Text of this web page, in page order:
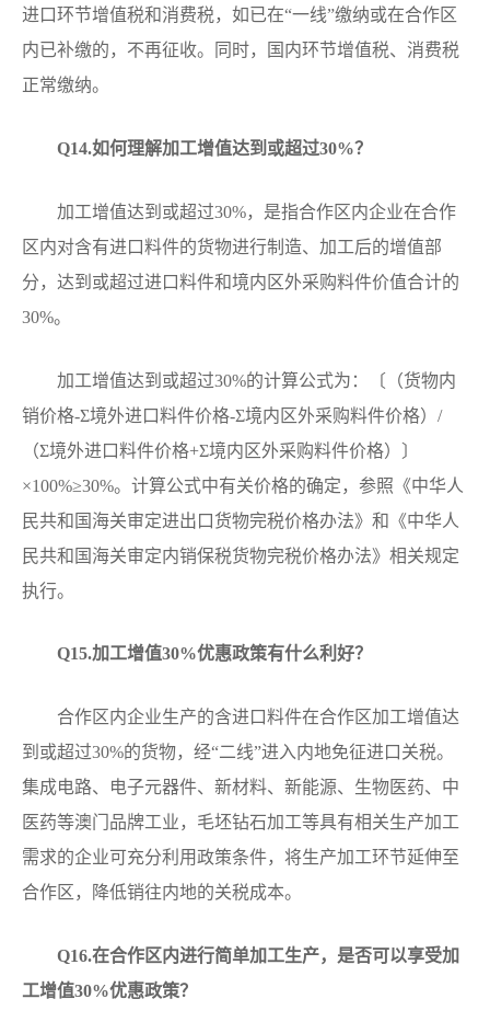
进口环节增值税和消费税，如已在“一线”缴纳或在合作区
内已补缴的，不再征收。同时，国内环节增值税、消费税
正常缴纳。
Q14.如何理解加工增值达到或超过30%？
加工增值达到或超过30%，是指合作区内企业在合作
区内对含有进口料件的货物进行制造、加工后的增值部
分，达到或超过进口料件和境内区外采购料件价值合计的
30%。
加工增值达到或超过30%的计算公式为：〔（货物内
销价格-Σ境外进口料件价格-Σ境内区外采购料件价格）/
（Σ境外进口料件价格+Σ境内区外采购料件价格）〕
×100%≥30%。计算公式中有关价格的确定，参照《中华人
民共和国海关审定进出口货物完税价格办法》和《中华人
民共和国海关审定内销保税货物完税价格办法》相关规定
执行。
Q15.加工增值30%优惠政策有什么利好？
合作区内企业生产的含进口料件在合作区加工增值达
到或超过30%的货物，经“二线”进入内地免征进口关税。
集成电路、电子元器件、新材料、新能源、生物医药、中
医药等澳门品牌工业，毛坯钻石加工等具有相关生产加工
需求的企业可充分利用政策条件，将生产加工环节延伸至
合作区，降低销往内地的关税成本。
Q16.在合作区内进行简单加工生产，是否可以享受加
工增值30%优惠政策？